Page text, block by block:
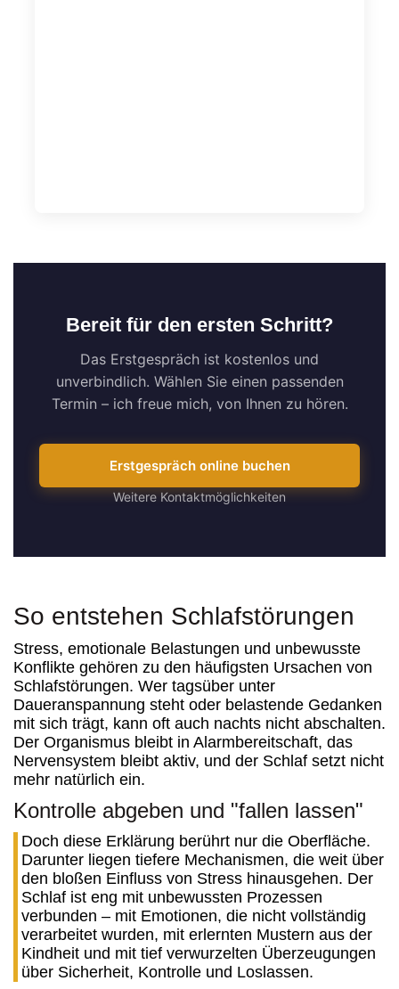
Bereit für den ersten Schritt?
Das Erstgespräch ist kostenlos und
unverbindlich. Wählen Sie einen passenden
Termin – ich freue mich, von Ihnen zu hören.
Erstgespräch online buchen
Weitere Kontaktmöglichkeiten
So entstehen Schlafstörungen​
Stress, emotionale Belastungen und unbewusste
Konflikte gehören zu den häufigsten Ursachen von
Schlafstörungen. Wer tagsüber unter
Daueranspannung steht oder belastende Gedanken
mit sich trägt, kann oft auch nachts nicht abschalten.
Der Organismus bleibt in Alarmbereitschaft, das
Nervensystem bleibt aktiv, und der Schlaf setzt nicht
mehr natürlich ein.
Kontrolle abgeben und "fallen lassen"
Doch diese Erklärung berührt nur die Oberfläche.
Darunter liegen tiefere Mechanismen, die weit über
den bloßen Einfluss von Stress hinausgehen. Der
Schlaf ist eng mit unbewussten Prozessen
verbunden – mit Emotionen, die nicht vollständig
verarbeitet wurden, mit erlernten Mustern aus der
Kindheit und mit tief verwurzelten Überzeugungen
über Sicherheit, Kontrolle und Loslassen.